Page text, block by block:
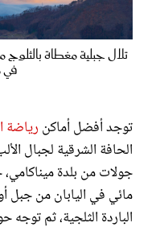
تلال جبلية مغطاة
في
توجد أفضل أماكنرياضة
الحافة الشرقية لجبال
جولات من بلدة
مائي في اليابان من جبل